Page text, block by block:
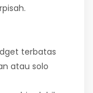
terbatas
atau solo